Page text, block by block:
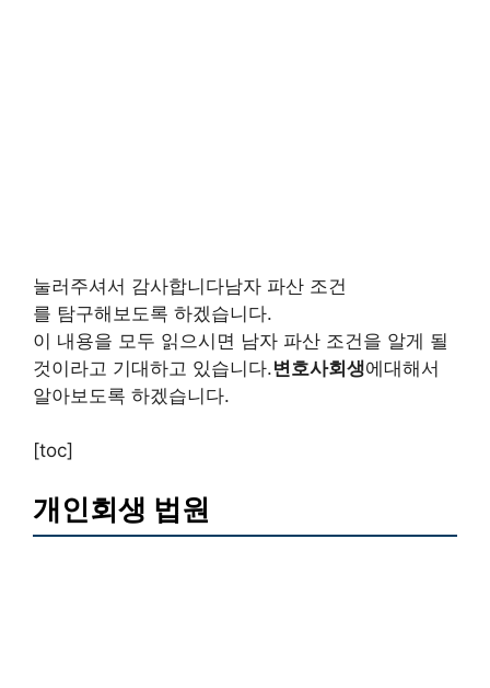
눌러주셔서 감사합니다남자 파산 조건
를 탐구해보도록 하겠습니다.
이 내용을 모두 읽으시면 남자 파산 조건을 알게 될
것이라고 기대하고 있습니다.변호사회생에대해서
알아보도록 하겠습니다.
[toc]
개인회생 법원